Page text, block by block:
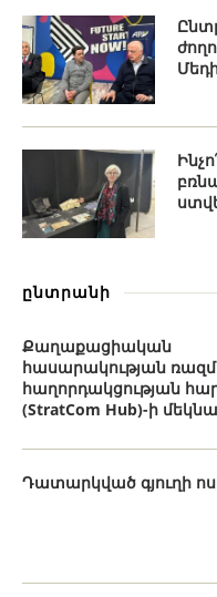
ընտրանի
Քաղաքացիական
հասարակության
հաղորդակցության
(StratCom Hub)-ի
Դատարկված գյուղի